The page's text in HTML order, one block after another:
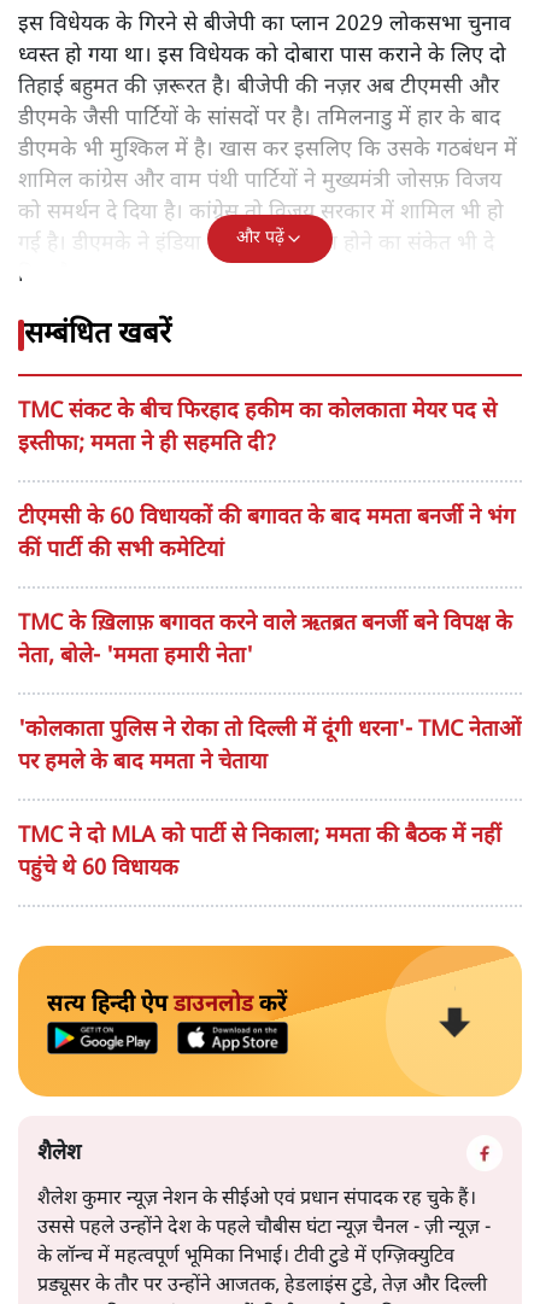
इस विधेयक के गिरने से बीजेपी का प्लान 2029 लोकसभा चुनाव
ध्वस्त हो गया था। इस विधेयक को दोबारा पास कराने के लिए दो
तिहाई बहुमत की ज़रूरत है। बीजेपी की नज़र अब टीएमसी और
डीएमके जैसी पार्टियों के सांसदों पर है। तमिलनाडु में हार के बाद
डीएमके भी मुश्किल में है। खास कर इसलिए कि उसके गठबंधन में
शामिल कांग्रेस और वाम पंथी पार्टियों ने मुख्यमंत्री जोसफ़ विजय
को समर्थन दे दिया है। कांग्रेस तो विजय सरकार में शामिल भी हो
गई है। डीएमके ने इंडिया गठबंधन से अलग होने का संकेत भी दे
दिया है।
और पढ़ें
सम्बंधित खबरें
TMC संकट के बीच फिरहाद हकीम का कोलकाता मेयर पद से
इस्तीफा; ममता ने ही सहमति दी?
टीएमसी के 60 विधायकों की बगावत के बाद ममता बनर्जी ने भंग
कीं पार्टी की सभी कमेटियां
TMC के ख़िलाफ़ बगावत करने वाले ऋतब्रत बनर्जी बने विपक्ष के
नेता, बोले- 'ममता हमारी नेता'
'कोलकाता पुलिस ने रोका तो दिल्ली में दूंगी धरना'- TMC नेताओं
पर हमले के बाद ममता ने चेताया
TMC ने दो MLA को पार्टी से निकाला; ममता की बैठक में नहीं
पहुंचे थे 60 विधायक
सत्य हिन्दी ऐपडाउनलोडकरें
शैलेश
शैलेश कुमार न्यूज़ नेशन के सीईओ एवं प्रधान संपादक रह चुके हैं।
उससे पहले उन्होंने देश के पहले चौबीस घंटा न्यूज़ चैनल - ज़ी न्यूज़ -
के लॉन्च में महत्वपूर्ण भूमिका निभाई। टीवी टुडे में एग्ज़िक्युटिव
प्रड्यूसर के तौर पर उन्होंने आजतक, हेडलाइंस टुडे, तेज़ और दिल्ली